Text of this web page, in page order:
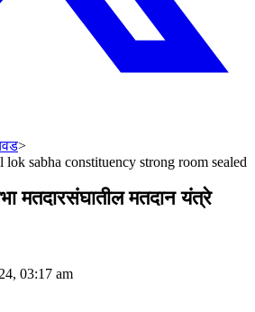
>
sabha constituency strong room sealed
मतदारसंघातील मतदान यंत्रे
03:17 am